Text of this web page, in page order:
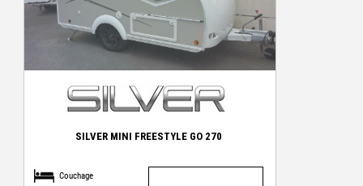
SILVER MINI FREESTYLE GO 270
Couchage